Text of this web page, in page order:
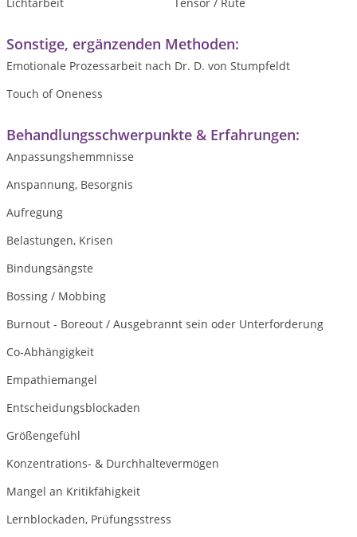
Sonstige, ergänzenden Methoden:
Emotionale Prozessarbeit nach Dr. D. von Stumpfeldt
Touch of Oneness
Behandlungsschwerpunkte & Erfahrungen:
Anpassungshemmnisse
Anspannung, Besorgnis
Aufregung
Belastungen, Krisen
Bindungsängste
Bossing / Mobbing
Burnout - Boreout / Ausgebrannt sein oder Unterforderung
Co-Abhängigkeit
Empathiemangel
Entscheidungsblockaden
Größengefühl
Konzentrations- & Durchhaltevermögen
Mangel an Kritikfähigkeit
Lernblockaden, Prüfungsstress